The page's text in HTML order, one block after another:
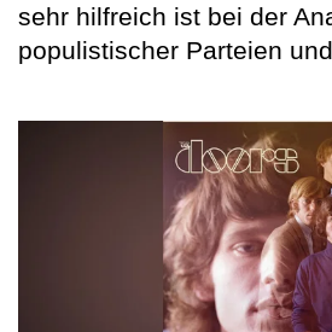
sehr hilfreich ist bei der
populistischer Parteien